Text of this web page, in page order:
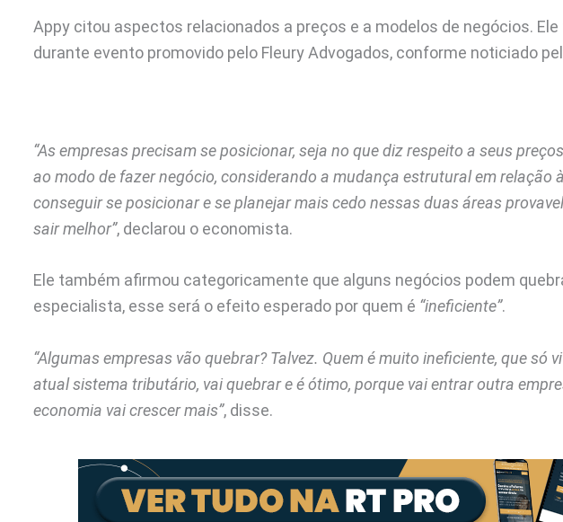
Appy citou aspectos relacionados a preços e a modelos de negócios.
durante evento promovido pelo Fleury Advogados, conforme noticiado
“As empresas precisam se posicionar, seja no que diz respeito a seus
ao modo de fazer negócio, considerando a mudança estrutural em relação
conseguir se posicionar e se planejar mais cedo nessas duas áreas
sair melhor”, declarou o economista.
Ele também afirmou categoricamente que alguns negócios podem
especialista, esse será o efeito esperado por quem é “ineficiente”.
“Algumas empresas vão quebrar? Talvez. Quem é muito ineficiente, que só
atual sistema tributário, vai quebrar e é ótimo, porque vai entrar outra
economia vai crescer mais”, disse.